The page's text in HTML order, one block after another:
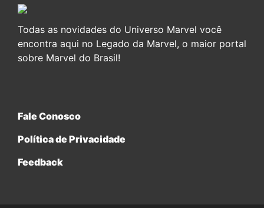
Todas as novidades do Universo Marvel você
encontra aqui no Legado da Marvel, o maior portal
sobre Marvel do Brasil!
Fale Conosco
Política de Privacidade
Feedback